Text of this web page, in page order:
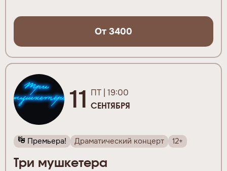
От 3400
11 ПТ | 19:00
СЕНТЯБРЯ
Премьера! Драматический концерт 12+
Три мушкетера